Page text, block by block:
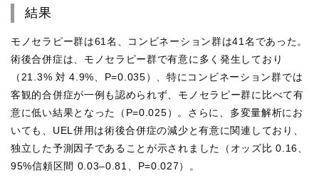
結果
モノセラピー群は61名、コンビネーション群は41名であった。
術後合併症は、モノセラピー群で有意に多く発生しており
（21.3% 対 4.9%、P=0.035）、特にコンビネーション群では
客観的合併症が一例も認められず、モノセラピー群に比べて有
意に低い結果となった（P=0.025）。さらに、多変量解析にお
いても、UEL併用は術後合併症の減少と有意に関連しており、
独立した予測因子であることが示されました（オッズ比 0.16、
95%信頼区間 0.03–0.81、P=0.027）。